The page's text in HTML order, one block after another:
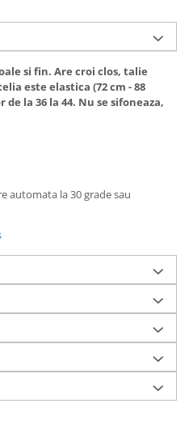
si fin. Are croi clos, talie
este elastica (72 cm - 88
la 36 la 44. Nu se sifoneaza,
automata la 30 grade sau